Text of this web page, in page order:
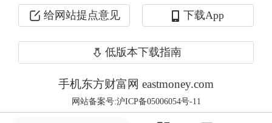
董事、董事等相关当事人给予警告，并
档位罚款。记者了解到，对于*ST广道
和金文明均为顶格处罚。
监管部门对财务造假的严厉处罚，体现
给网站提点意见 下载App
低版本下载指南
手机东方财富网 eastmoney.com
网站备案号:沪ICP备05006054号-11